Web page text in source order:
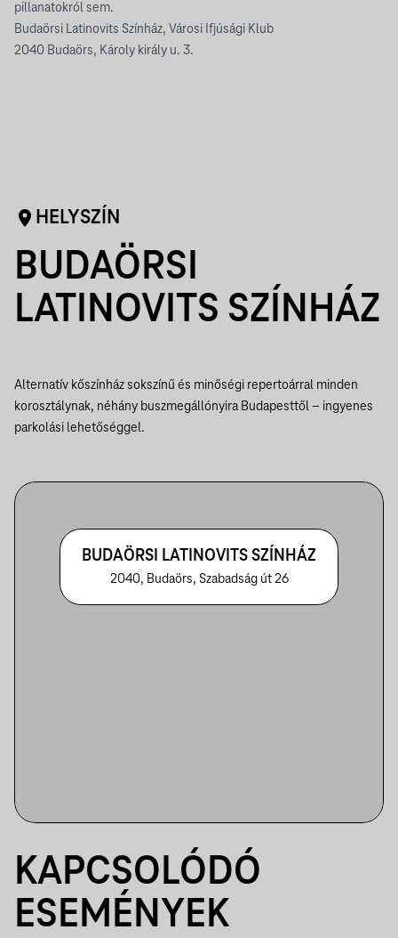
pillanatokról sem.
Budaörsi Latinovits Színház, Városi Ifjúsági Klub
2040 Budaörs, Károly király u. 3.
HELYSZÍN
BUDAÖRSI
LATINOVITS SZÍNHÁZ
Alternatív kőszínház sokszínű és minőségi repertoárral minden
korosztálynak, néhány buszmegállónyira Budapesttől – ingyenes
parkolási lehetőséggel.
BUDAÖRSI LATINOVITS SZÍNHÁZ
2040, Budaörs, Szabadság út 26
KAPCSOLÓDÓ
ESEMÉNYEK